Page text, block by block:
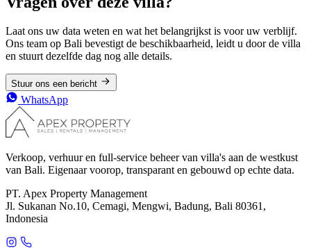
Laat ons uw data weten en wat het belangrijkst is voor uw verblijf.
Ons team op Bali bevestigt de beschikbaarheid, leidt u door de villa
en stuurt dezelfde dag nog alle details.
Stuur ons een bericht
WhatsApp
Verkoop, verhuur en full-service beheer van villa's aan de westkust
van Bali. Eigenaar voorop, transparant en gebouwd op echte data.
PT. Apex Property Management
Jl. Sukanan No.10, Cemagi, Mengwi, Badung, Bali 80361,
Indonesia